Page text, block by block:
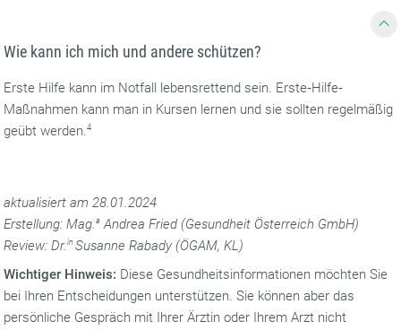
Wie kann ich mich und andere schützen?
Erste Hilfe kann im Notfall lebensrettend sein. Erste‐Hilfe‐
Maßnahmen kann man in Kursen lernen und sie sollten regelmäßig
geübt werden.4
aktualisiert am 28.01.2024
Erstellung: Mag.a Andrea Fried (Gesundheit Österreich GmbH)
Review: Dr.in Susanne Rabady (ÖGAM, KL)
Wichtiger Hinweis: Diese Gesundheitsinformationen möchten Sie
bei Ihren Entscheidungen unterstützen. Sie können aber das
persönliche Gespräch mit Ihrer Ärztin oder Ihrem Arzt nicht